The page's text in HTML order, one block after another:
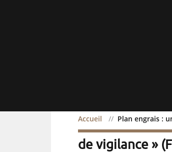
Accueil Plan engrais :
Plan engrais :
de vigilance »